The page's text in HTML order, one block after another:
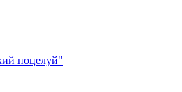
поцелуй"